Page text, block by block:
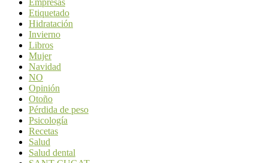
Etiquetado
Hidratación
Invierno
Libros
Mujer
Navidad
NO
Opinión
Otoño
Pérdida de peso
Psicología
Recetas
Salud
Salud dental